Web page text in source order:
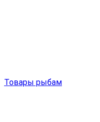
Товары рыбам